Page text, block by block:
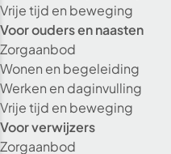
Vrije tijd en beweging
Voor ouders en naasten
Zorgaanbod
Wonen en begeleiding
Werken en daginvulling
Vrije tijd en beweging
Voor verwijzers
Zorgaanbod